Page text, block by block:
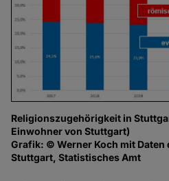
Religionszugehörigkeit in
Einwohner von Stuttgart)
Grafik: © Werner Koch mit
Stuttgart, Statistisches Amt